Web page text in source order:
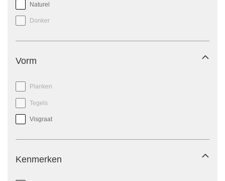
Naturel
Donker
Vorm
Planken
Tegels
Visgraat
Kenmerken